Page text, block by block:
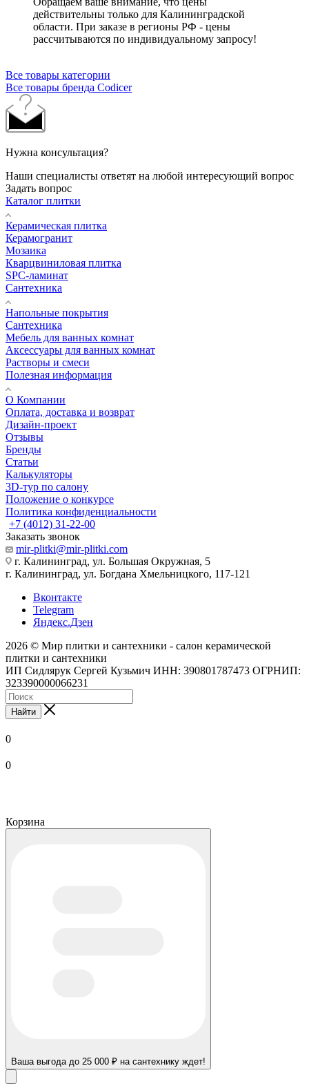
действительны только для Калининградской
области. При заказе в регионы РФ - цены
рассчитываются по индивидуальному запросу!
Все товары категории
Все товары бренда Codicer
Нужна консультация?
Наши специалисты ответят на любой интересующий вопрос
Задать вопрос
Каталог плитки
Керамическая плитка
Керамогранит
Мозаика
Кварцвиниловая плитка
SPC-ламинат
Сантехника
Напольные покрытия
Сантехника
Мебель для ванных комнат
Аксессуары для ванных комнат
Растворы и смеси
Полезная информация
О Компании
Оплата, доставка и возврат
Дизайн-проект
Отзывы
Бренды
Статьи
Калькуляторы
3D-тур по салону
Положение о конкурсе
Политика конфиденциальности
+7 (4012) 31-22-00
Заказать звонок
mir-plitki@mir-plitki.com
г. Калининград, ул. Большая Окружная, 5
г. Калининград, ул. Богдана Хмельницкого, 117-121
Вконтакте
Telegram
Яндекс.Дзен
2026 © Мир плитки и сантехники - салон керамической
плитки и сантехники
ИП Сидлярук Сергей Кузьмич ИНН: 390801787473 ОГРНИП:
323390000066231
Найти
0
0
Корзина
Ваша выгода до 25 000 ₽ на сантехнику ждет!